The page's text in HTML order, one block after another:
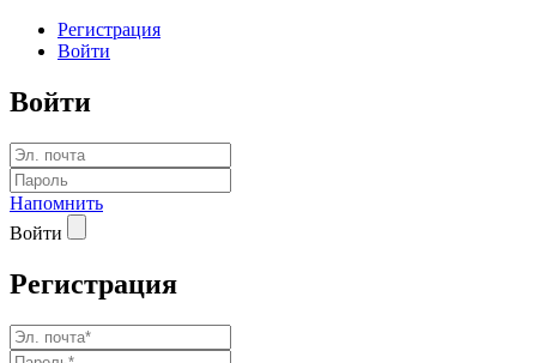
Регистрация
Войти
Войти
Напомнить
Войти
Регистрация